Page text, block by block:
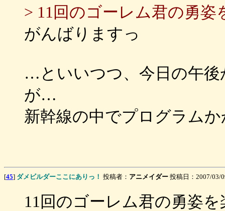
> 11回のゴーレム君の勇
がんばりますっ
…といいつつ、今日の午後
が…
新幹線の中でプログラム
[45] ダメビルダーここにありっ！ 投稿者： アニメイダー 投稿日：2007/03/
11回のゴーレム君の勇姿